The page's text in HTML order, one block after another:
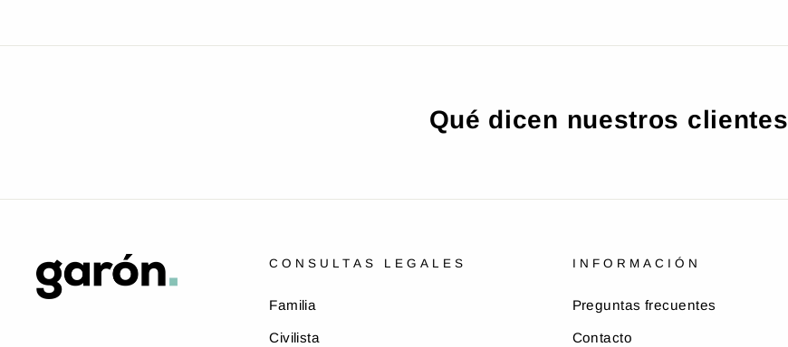
Qué dicen nuestros clientes
CONSULTAS LEGALES
Familia
Civilista
INFORMACIÓN
Preguntas frecuentes
Contacto